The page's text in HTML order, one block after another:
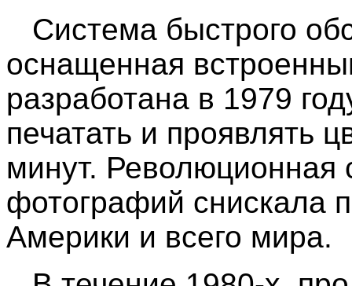
Система быстрого
оснащенная
разработана в 1979
печатать и проявлять
минут. Революционная
фотографий снискала
Америки и всего мира.